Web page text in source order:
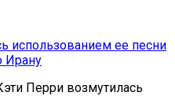
использованием ее песни
Ирану
Перри возмутилась